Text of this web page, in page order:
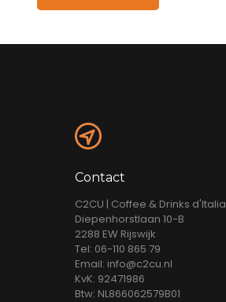
Contact
C2CU | Coffee & Drinks d'Italia
Diepenhorstlaan 10-B
2288 EW Rijswijk
Tel: 06-110 865 79
Email: info@c2cu.nl
KvK: 92471986
Btw: NL866062579B01